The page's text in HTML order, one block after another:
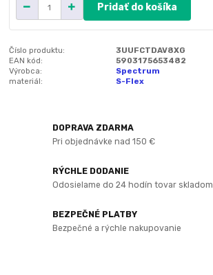
Pridať do košíka
Číslo produktu:
3UUFCTDAV8XG
EAN kód:
5903175653482
Výrobca:
Spectrum
materiál:
S-Flex
DOPRAVA ZDARMA
Pri objednávke nad 150 €
RÝCHLE DODANIE
Odosielame do 24 hodín tovar skladom
BEZPEČNÉ PLATBY
Bezpečné a rýchle nakupovanie